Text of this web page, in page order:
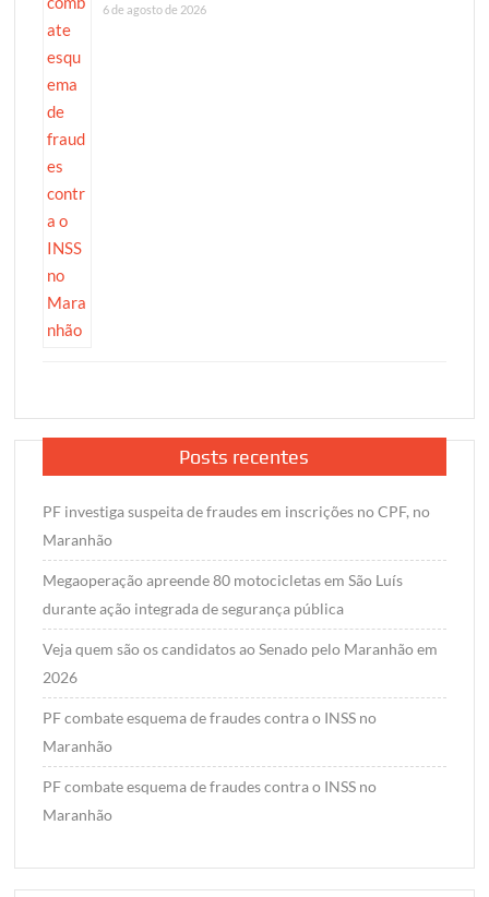
6 de agosto de 2026
Posts recentes
PF investiga suspeita de fraudes em inscrições no CPF, no
Maranhão
Megaoperação apreende 80 motocicletas em São Luís
durante ação integrada de segurança pública
Veja quem são os candidatos ao Senado pelo Maranhão em
2026
PF combate esquema de fraudes contra o INSS no
Maranhão
PF combate esquema de fraudes contra o INSS no
Maranhão